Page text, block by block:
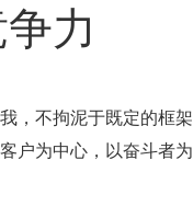
力
，不拘泥于既定的框
户为中心，以奋斗者